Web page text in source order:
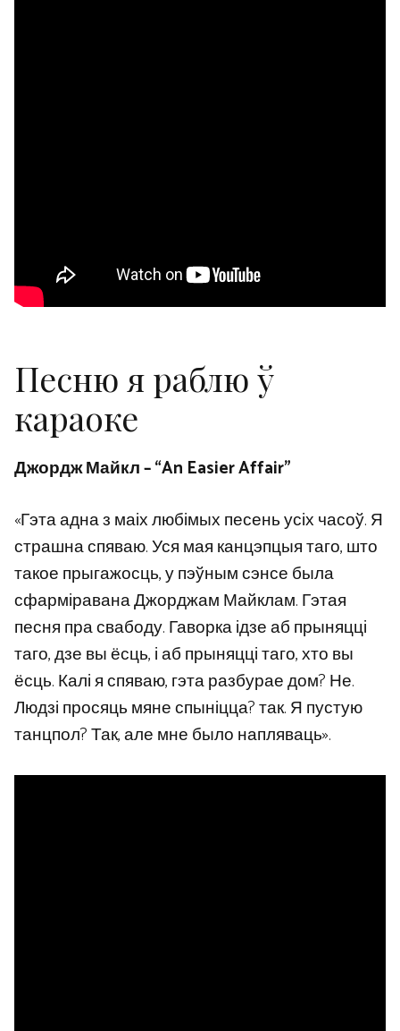
Песню я раблю ў
караоке
Джордж Майкл – “An Easier Affair”
«Гэта адна з маіх любімых песень усіх часоў. Я
страшна спяваю. Уся мая канцэпцыя таго, што
такое прыгажосць, у пэўным сэнсе была
сфарміравана Джорджам Майклам. Гэтая
песня пра свабоду. Гаворка ідзе аб прыняцці
таго, дзе вы ёсць, і аб прыняцці таго, хто вы
ёсць. Калі я спяваю, гэта разбурае дом? Не.
Людзі просяць мяне спыніцца? так. Я пустую
танцпол? Так, але мне было напляваць».